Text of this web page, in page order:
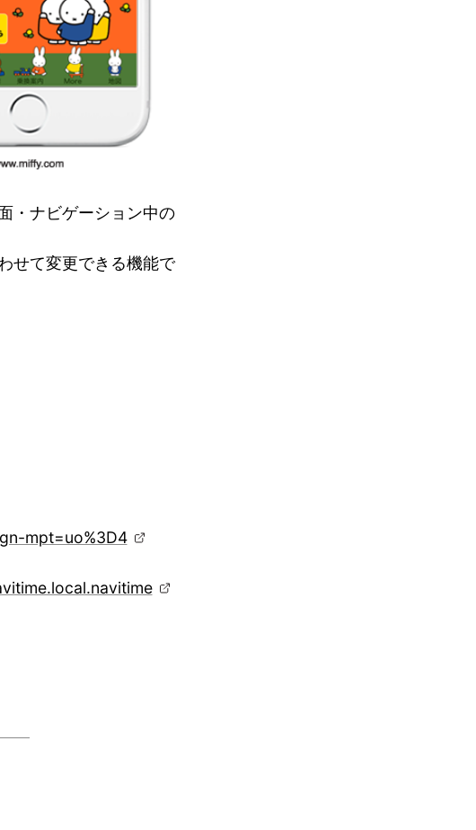
・ナビゲーション中の
せて変更できる機能で
mpt=uo%3D4